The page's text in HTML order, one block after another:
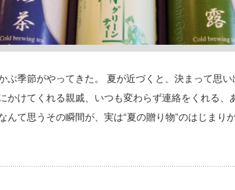
ぶ季節がやってきた。 夏が近づくと、決まって思
かけてくれる親戚、いつも変わらず連絡をくれる
んて思うその瞬間が、実は“夏の贈り物”のはじまり